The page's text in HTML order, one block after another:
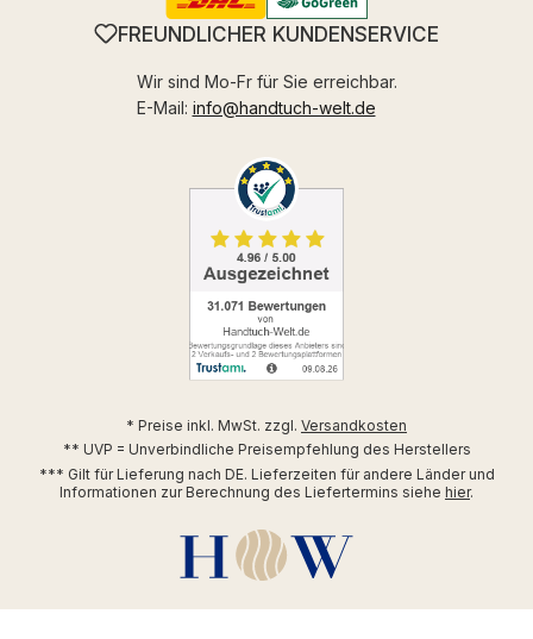
FREUNDLICHER KUNDENSERVICE
Wir sind Mo-Fr für Sie erreichbar.
E-Mail: info@handtuch-welt.de
* Preise inkl. MwSt. zzgl. Versandkosten
** UVP = Unverbindliche Preisempfehlung des Herstellers
*** Gilt für Lieferung nach DE. Lieferzeiten für andere Länder und
Informationen zur Berechnung des Liefertermins siehe hier.